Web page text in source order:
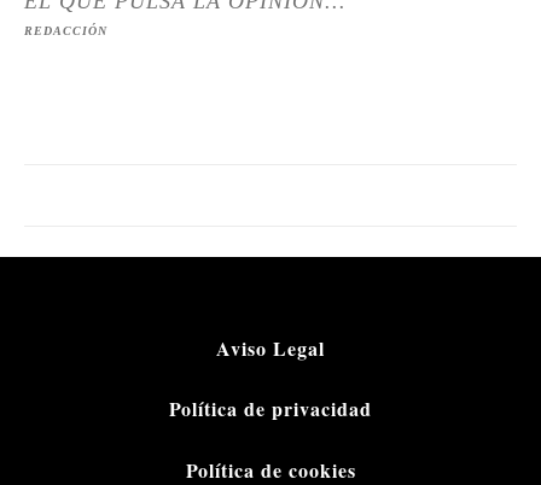
REDACCIÓN
Aviso Legal
Política de privacidad
Política de cookies